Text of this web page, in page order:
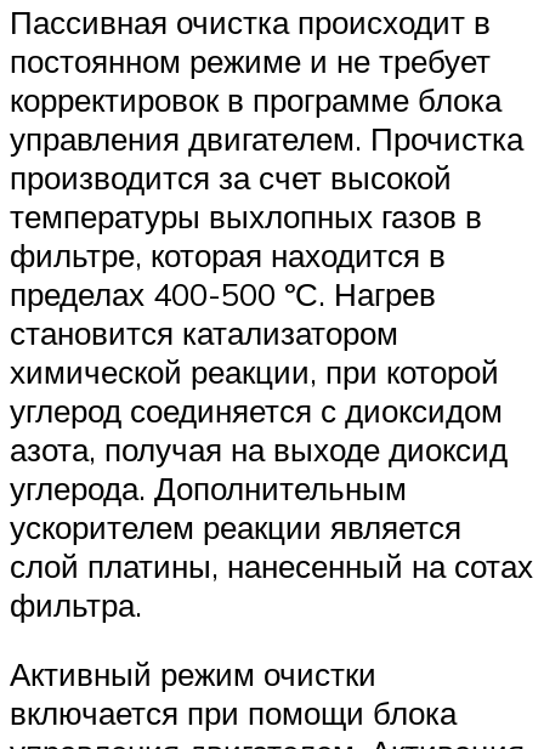
Пассивная очистка происходит в
постоянном режиме и не требует
корректировок в программе блока
управления двигателем. Прочистка
производится за счет высокой
температуры выхлопных газов в
фильтре, которая находится в
пределах 400-500 ºС. Нагрев
становится катализатором
химической реакции, при которой
углерод соединяется с диоксидом
азота, получая на выходе диоксид
углерода. Дополнительным
ускорителем реакции является
слой платины, нанесенный на сотах
фильтра.
Активный режим очистки
включается при помощи блока